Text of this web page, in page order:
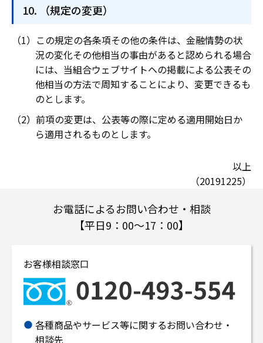
（規定の変更）
この規定の各条項その他の条件は、金融情勢の状
況の変化その他相当の事由があると認められる場合
には、当組合ウェブサイトヘの掲載による公表その
他相当の方法で周知することにより、変更できるも
のとします。
前項の変更は、公表等の際に定める適用開始日か
ら適用されるものとします。
以上
（20191225）
お電話によるお問い合わせ・相談
【平日9：00～17：00】
お客様相談窓口
各種商品やサービス等に関するお問い合わせ・
相談先